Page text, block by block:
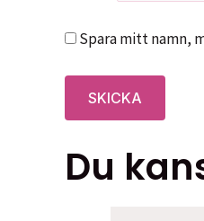
Spara mitt namn,
Du